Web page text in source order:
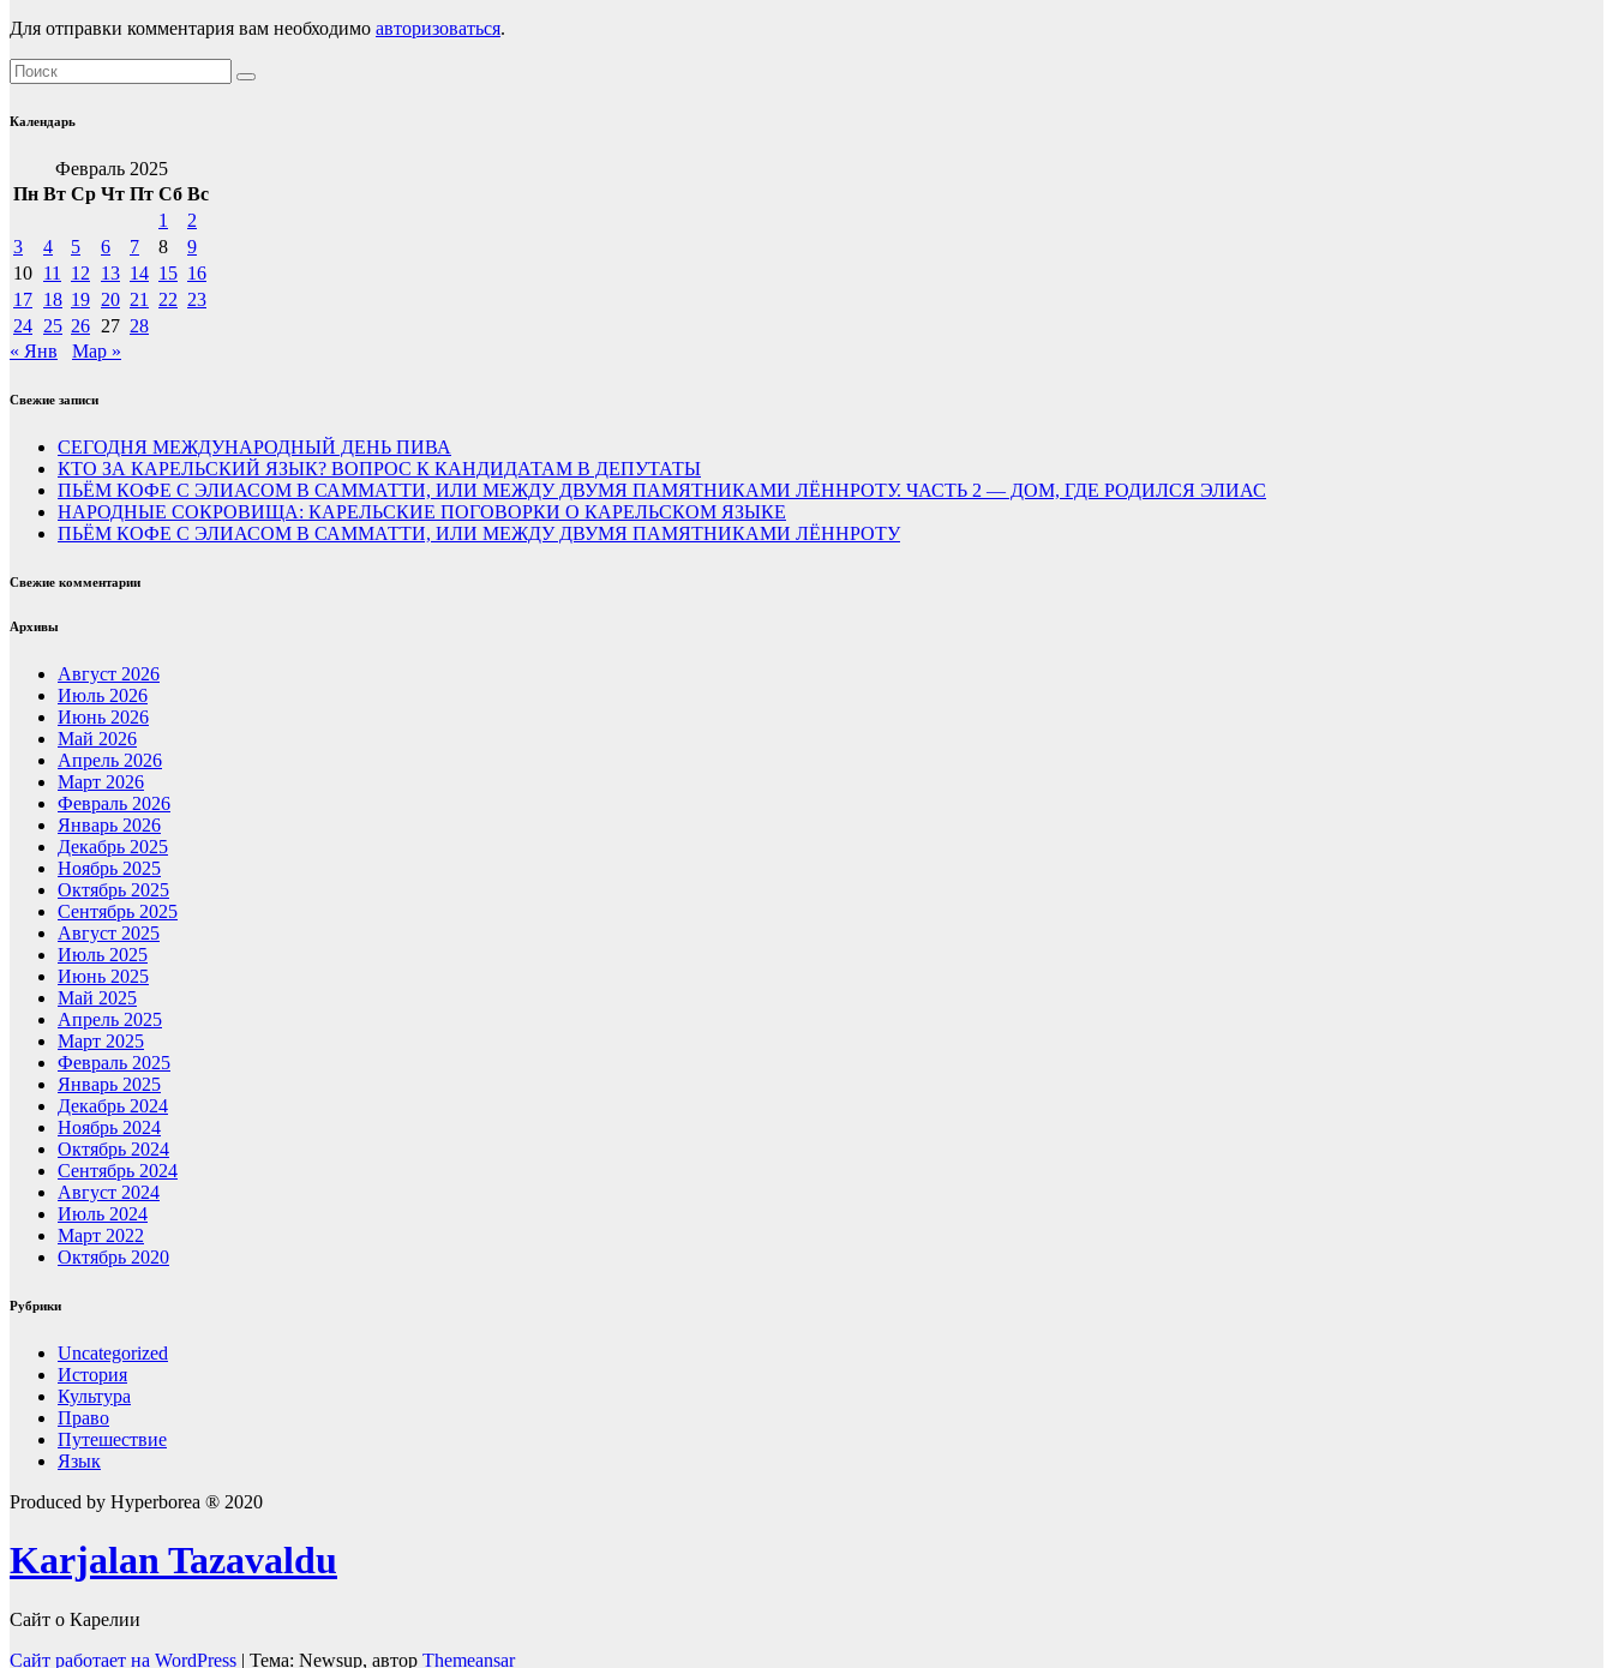
Для отправки комментария вам необходимо авторизоваться.
Календарь
Февраль 2025
Пн Вт Ср Чт Пт Сб Вс
1
2
3
4 5 6 7 8
9
10 11 12 13 14 15 16
17 18 19 20 21 22 23
24 25 26 27 28
« Янв
Мар »
Свежие записи
СЕГОДНЯ МЕЖДУНАРОДНЫЙ ДЕНЬ ПИВА
КТО ЗА КАРЕЛЬСКИЙ ЯЗЫК? ВОПРОС К КАНДИДАТАМ В ДЕПУТАТЫ
ПЬЁМ КОФЕ С ЭЛИАСОМ В САММАТТИ, ИЛИ МЕЖДУ ДВУМЯ ПАМЯТНИКАМИ ЛЁННРОТУ. ЧАСТЬ 2 — ДОМ, ГДЕ РОДИЛСЯ ЭЛИАС
НАРОДНЫЕ СОКРОВИЩА: КАРЕЛЬСКИЕ ПОГОВОРКИ О КАРЕЛЬСКОМ ЯЗЫКЕ
ПЬЁМ КОФЕ С ЭЛИАСОМ В САММАТТИ, ИЛИ МЕЖДУ ДВУМЯ ПАМЯТНИКАМИ ЛЁННРОТУ
Свежие комментарии
Архивы
Август 2026
Июль 2026
Июнь 2026
Май 2026
Апрель 2026
Март 2026
Февраль 2026
Январь 2026
Декабрь 2025
Ноябрь 2025
Октябрь 2025
Сентябрь 2025
Август 2025
Июль 2025
Июнь 2025
Май 2025
Апрель 2025
Март 2025
Февраль 2025
Январь 2025
Декабрь 2024
Ноябрь 2024
Октябрь 2024
Сентябрь 2024
Август 2024
Июль 2024
Март 2022
Октябрь 2020
Рубрики
Uncategorized
История
Культура
Право
Путешествие
Язык
Produced by Hyperborea ® 2020
Karjalan Tazavaldu
Сайт о Карелии
Сайт работает на WordPress | Тема: Newsup, автор Themeansar